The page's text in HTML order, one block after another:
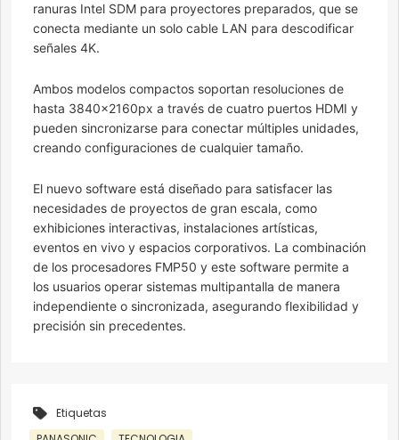
ranuras Intel SDM para proyectores preparados, que se
conecta mediante un solo cable LAN para descodificar
señales 4K.
Ambos modelos compactos soportan resoluciones de
hasta 3840x2160px a través de cuatro puertos HDMI y
pueden sincronizarse para conectar múltiples unidades,
creando configuraciones de cualquier tamaño.
El nuevo software está diseñado para satisfacer las
necesidades de proyectos de gran escala, como
exhibiciones interactivas, instalaciones artísticas,
eventos en vivo y espacios corporativos. La combinación
de los procesadores FMP50 y este software permite a
los usuarios operar sistemas multipantalla de manera
independiente o sincronizada, asegurando flexibilidad y
precisión sin precedentes.
Etiquetas